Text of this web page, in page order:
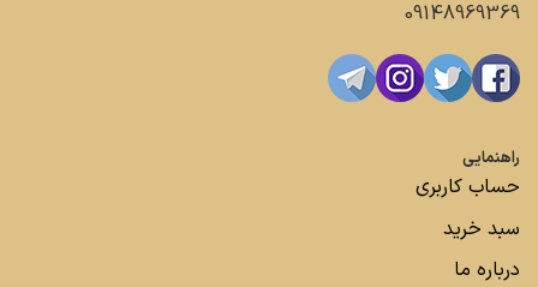
09148969369
راهنمایی
حساب کاربری
سبد خرید
درباره ما